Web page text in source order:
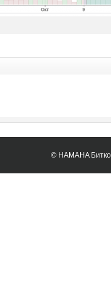
© HAMAHA